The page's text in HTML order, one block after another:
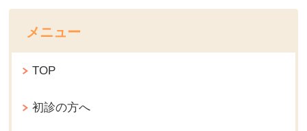
メニュー
TOP
初診の方へ